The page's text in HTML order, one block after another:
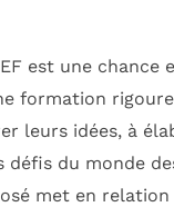
est une chance
formation
leurs idées, à
défis du monde
met en relation